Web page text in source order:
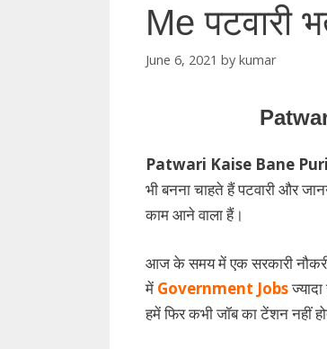
Me पटवारी
June 6, 2021 by kumar
Patwari Kaise Bane
भी बनना चाहते हैं पटवारी और
काम आने वाला हैं।
आज के समय में एक सरकारी नौकरी
में Government Jobs
हमें फिर कभी जॉब का टेंशन नहीं